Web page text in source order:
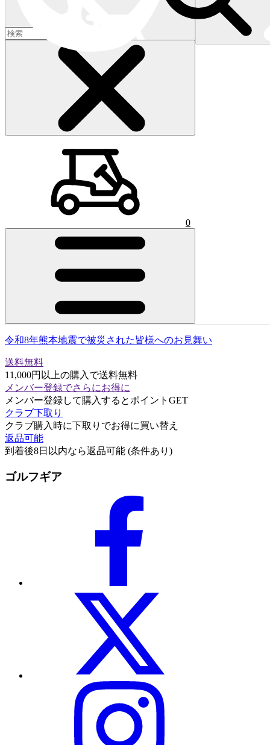
ショッピングカート 0)
0
令和8年熊本地震で被災された皆様へのお見舞い
送料無料
11,000円以上の購入で送料無料
メンバー登録でさらにお得に
メンバー登録して購入するとポイントGET
クラブ下取り
クラブ購入時に下取りでお得に買い替え
返品可能
到着後8日以内なら返品可能 (条件あり)
ゴルフギア